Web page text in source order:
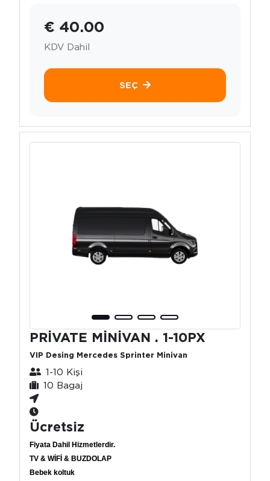
€ 40.00
KDV Dahil
SEÇ
PRİVATE MİNİVAN . 1-10PX
VIP Desing Mercedes Sprinter Minivan
1-10 Kişi
10 Bagaj
Ücretsiz
Fiyata Dahil Hizmetlerdir.
TV & WİFİ & BUZDOLAP
Bebek koltuk